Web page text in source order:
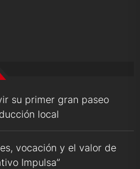
su primer gran paseo
local
vocación y el valor de
Impulsa”